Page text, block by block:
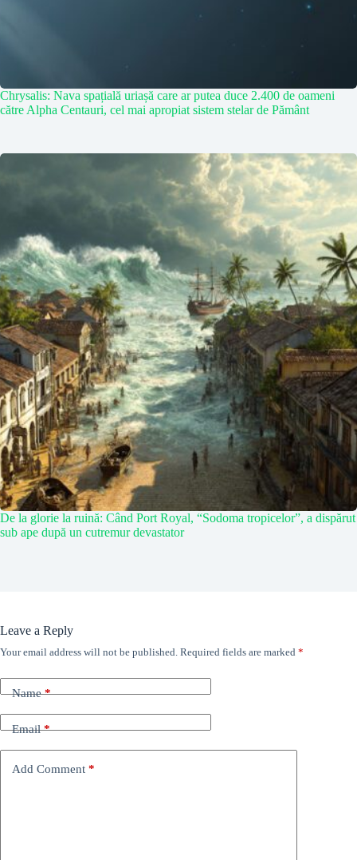
Chrysalis: Nava spațială uriașă care ar putea duce 2.400 de oameni
către Alpha Centauri, cel mai apropiat sistem stelar de Pământ
De la glorie la ruină: Când Port Royal, “Sodoma tropicelor”, a dispărut
sub ape după un cutremur devastator
Leave a Reply
Your email address will not be published. Required fields are marked *
Name*
Email*
Add Comment *